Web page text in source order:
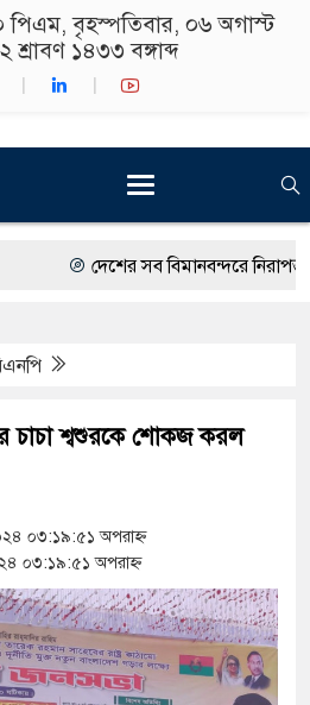
পিএম, বৃহস্পতিবার, ০৬ অগাস্ট
শ্রাবণ ১৪৩৩ বঙ্গাব্দ
দেশের সব বিমানবন্দরে নিরাপত্তা
থাকায় বিক্রিতে নিষেধাজ্ঞা
অত্যাচারের ছবি যেন আর তুলতে
আলাল
চাচা শ্বশুরকে শোকজ করল
০৩:১৯:৫১ অপরাহ্ন
০৩:১৯:৫১ অপরাহ্ন